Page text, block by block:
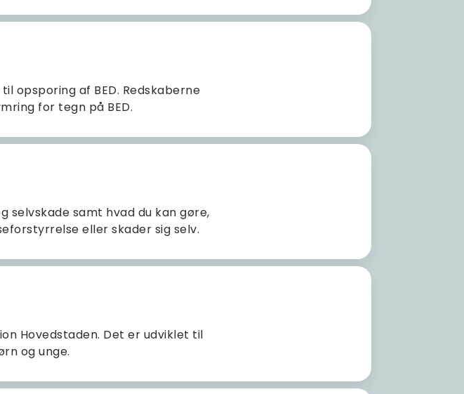
opsporing af BED. Redskaberne
for tegn på BED.
selvskade samt hvad du kan gøre,
eller skader sig selv.
Hovedstaden. Det er udviklet til
og unge.